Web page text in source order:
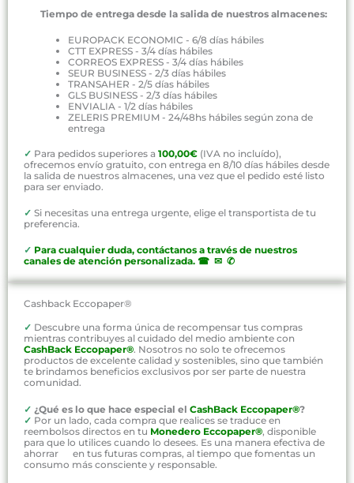
Tiempo de entrega desde la salida de nuestros almacenes:
EUROPACK ECONOMIC - 6/8 días hábiles
CTT EXPRESS - 3/4 días hábiles
CORREOS EXPRESS - 3/4 días hábiles
SEUR BUSINESS - 2/3 días hábiles
TRANSAHER - 2/5 días hábiles
GLS BUSINESS - 2/3 días hábiles
ENVIALIA - 1/2 días hábiles
ZELERIS PREMIUM - 24/48hs hábiles según zona de
entrega
✓ Para pedidos superiores a 100,00€ (IVA no incluído),
ofrecemos envío gratuito, con entrega en 8/10 días hábiles desde
la salida de nuestros almacenes, una vez que el pedido esté listo
para ser enviado.
✓ Si necesitas una entrega urgente, elige el transportista de tu
preferencia.
✓ Para cualquier duda, contáctanos a través de nuestros
canales de atención personalizada. ☎ ✉ ✆
Cashback Eccopaper®
✓ Descubre una forma única de recompensar tus compras
mientras contribuyes al cuidado del medio ambiente con
CashBack Eccopaper®. Nosotros no solo te ofrecemos
productos de excelente calidad y sostenibles, sino que también
te brindamos beneficios exclusivos por ser parte de nuestra
comunidad.
✓ ¿Qué es lo que hace especial el CashBack Eccopaper®?
✓ Por un lado, cada compra que realices se traduce en
reembolsos directos en tu Monedero Eccopaper®, disponible
para que lo utilices cuando lo desees. Es una manera efectiva de
ahorrar en tus futuras compras, al tiempo que fomentas un
consumo más consciente y responsable.